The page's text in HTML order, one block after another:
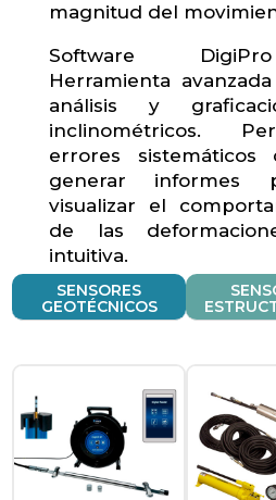
magnitud del
Software
Herramienta
análisis y
inclinométricos.
errores sistemáticos
generar informes
visualizar el
de las
intuitiva.
SENSORES
GEOTÉCNICOS